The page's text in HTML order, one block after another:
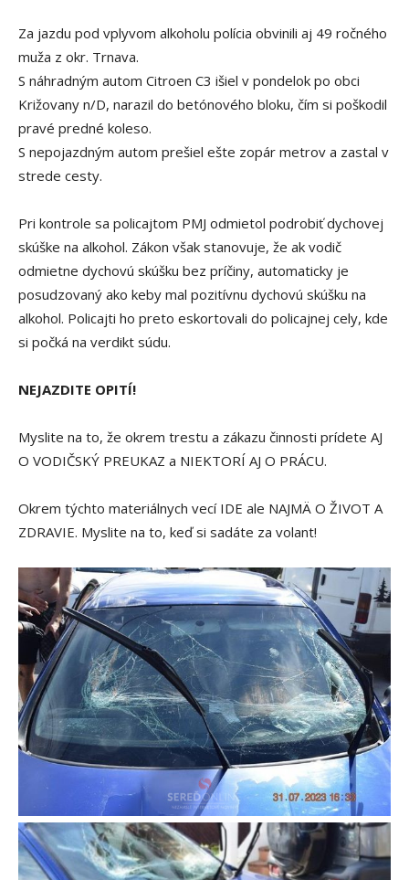
Za jazdu pod vplyvom alkoholu polícia obvinili aj 49 ročného
muža z okr. Trnava.
S náhradným autom Citroen C3 išiel v pondelok po obci
Križovany n/D, narazil do betónového bloku, čím si poškodil
pravé predné koleso.
S nepojazdným autom prešiel ešte zopár metrov a zastal v
strede cesty.
Pri kontrole sa policajtom PMJ odmietol podrobiť dychovej
skúške na alkohol. Zákon však stanovuje, že ak vodič
odmietne dychovú skúšku bez príčiny, automaticky je
posudzovaný ako keby mal pozitívnu dychovú skúšku na
alkohol. Policajti ho preto eskortovali do policajnej cely, kde
si počká na verdikt súdu.
NEJAZDITE OPITÍ!
Myslite na to, že okrem trestu a zákazu činnosti prídete AJ
O VODIČSKÝ PREUKAZ a NIEKTORÍ AJ O PRÁCU.
Okrem týchto materiálnych vecí IDE ale NAJMÄ O ŽIVOT A
ZDRAVIE. Myslite na to, keď si sadáte za volant!